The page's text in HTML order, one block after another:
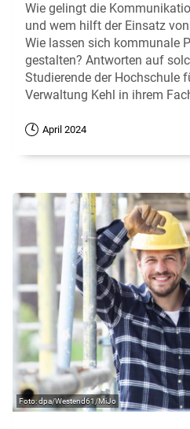
Wie gelingt die
und wem hilft der Einsatz
Wie lassen sich kommunale
gestalten? Antworten auf
Studierende der Hochschule
Verwaltung Kehl in ihrem
April 2024
dpa/Westend61/MiJo